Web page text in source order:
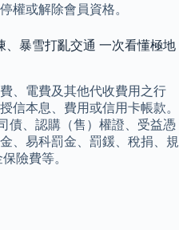
權或解除會員資格。
、暴雪打亂交通 一次看懂極地
、電費及其他代收費用之行
信本息、費用或信用卡帳款。
債、認購（售）權證、受益憑
、易科罰金、罰鍰、稅捐、規
險費等。